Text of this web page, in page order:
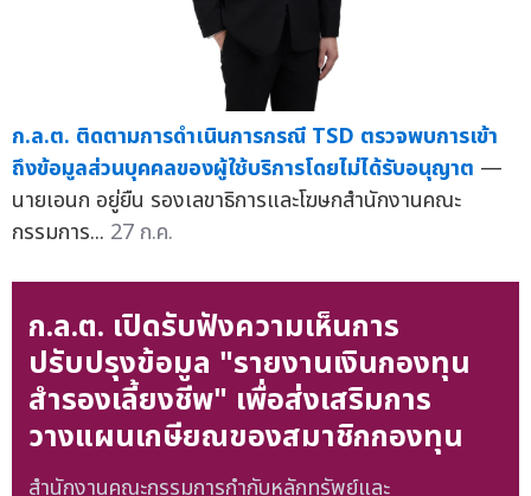
ก.ล.ต. ติดตามการดำเนินการกรณี TSD ตรวจพบการเข้า
ถึงข้อมูลส่วนบุคคลของผู้ใช้บริการโดยไม่ได้รับอนุญาต —
นายเอนก อยู่ยืน รองเลขาธิการและโฆษกสำนักงานคณะ
กรรมการ... 27 ก.ค.
ก.ล.ต. เปิดรับฟังความเห็นการ
ปรับปรุงข้อมูล "รายงานเงินกองทุน
สำรองเลี้ยงชีพ" เพื่อส่งเสริมการ
วางแผนเกษียณของสมาชิกกองทุน
สำนักงานคณะกรรมการกำกับหลักทรัพย์และ